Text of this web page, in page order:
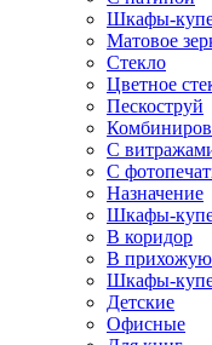
Шкафы-купе
Матовое
Стекло
Цветное
Пескоструй
С
С
Назначение
Шкафы-
В коридор
В прихожую
Шкафы-
Детские
Офисные